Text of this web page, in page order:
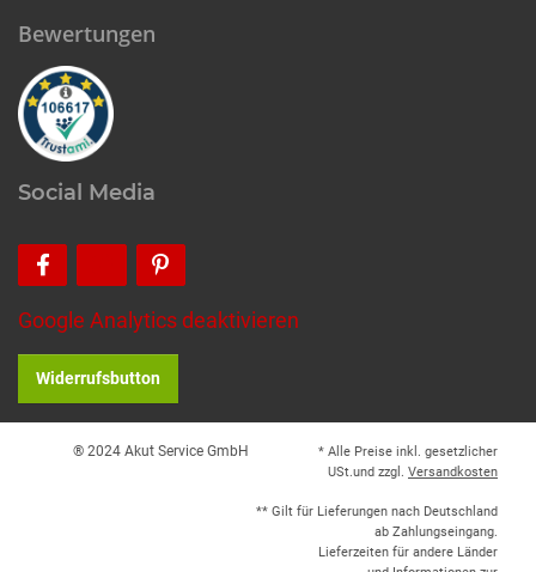
Bewertungen
Social Media
Google Analytics deaktivieren
Widerrufsbutton
® 2024 Akut Service GmbH
* Alle Preise inkl. gesetzlicher
USt.und zzgl. Versandkosten
** Gilt für Lieferungen nach Deutschland
ab Zahlungseingang.
Lieferzeiten für andere Länder